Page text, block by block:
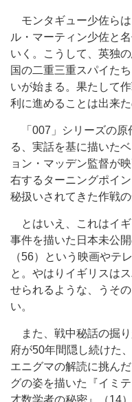
モンタギュー少佐ら
ル・マーティン少佐と
いく。こうして、英独
国の二重三重スパイた
いが始まる。果たして
利に進めることは出来
「007」シリーズの原
る、実話を基に描いた
ョン・マッデン監督が
右するターニングポイ
秘扱いされてきた作戦
とはいえ、これはイ
事件を描いた日本未公
（56）という映画やテ
と。やはりイギリスは
せられるような、うそ
い。
また、戦中秘話の掘
府が50年間隠し続けた
エニグマの解読に挑ん
グの姿を描いた『イミ
才数学者の秘密』（14